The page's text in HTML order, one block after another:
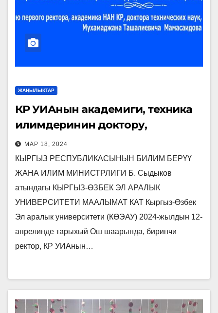
ЖАҢЫЛЫКТАР
КР УИАнын академиги, техника
илимдеринин доктору,
профессор жана көрүнүктүү коомдук
ишмер М.Т. Мамасаидовдун 75
жылдыгына арналган
«Санариптештирүү доорунда
колдонмо жана
фундаменталдык илимдеринин
актуалдуу көйгөйлөрү жана өнүгүү
перспективалары» аттуу эл
конференция
МАР 18, 2024
КЫРГЫЗ РЕСПУБЛИКАСЫНЫН БИЛИМ БЕРҮҮ
ЖАНА ИЛИМ МИНИСТРЛИГИ Б. Сыдыков
атындагы КЫРГЫЗ-ӨЗБЕК ЭЛ АРАЛЫК
УНИВЕРСИТЕТИ МААЛЫМАТ КАТ Кыргыз-Өзбек
Эл аралык университети (КӨЭАУ) 2024-жылдын 12-
апрелинде тарыхый Ош шаарында, биринчи
ректор, КР УИАнын…